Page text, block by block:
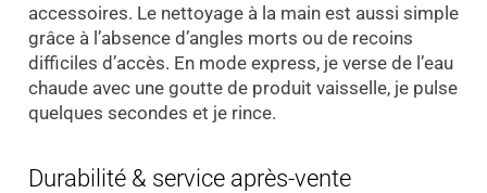
accessoires. Le nettoyage à la main est aussi simple
grâce à l’absence d’angles morts ou de recoins
difficiles d’accès. En mode express, je verse de l’eau
chaude avec une goutte de produit vaisselle, je pulse
quelques secondes et je rince.
Durabilité & service après-vente